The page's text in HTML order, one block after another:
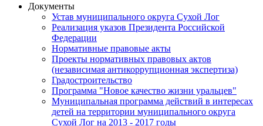
Документы
Устав муниципального округа Сухой Лог
Реализация указов Президента Российской
Федерации
Нормативные правовые акты
Проекты нормативных правовых актов
(независимая антикоррупционная экспертиза)
Градостроительство
Программа "Новое качество жизни уральцев"
Муниципальная программа действий в интересах
детей на территории муниципального округа
Сухой Лог на 2013 - 2017 годы